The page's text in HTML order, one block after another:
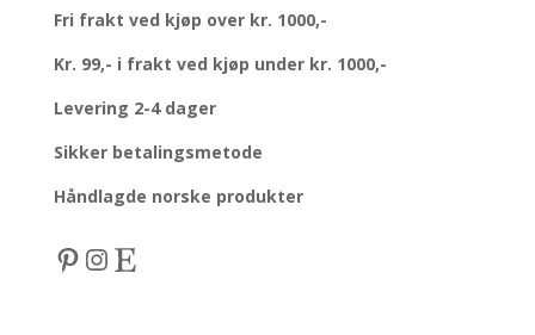
Fri frakt ved kjøp over kr. 1000,-
Kr. 99,- i frakt ved kjøp under kr. 1000,-
Levering 2-4 dager
Sikker betalingsmetode
Håndlagde norske produkter
Pinterest
Instagram
Etsy